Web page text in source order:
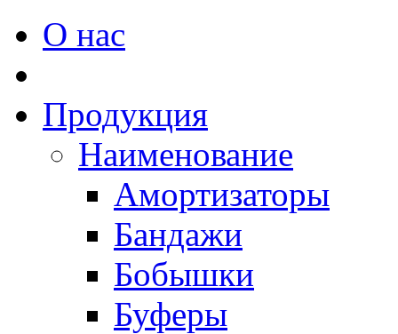
О нас
Продукция
Наименование
Амортизаторы
Бандажи
Бобышки
Буферы